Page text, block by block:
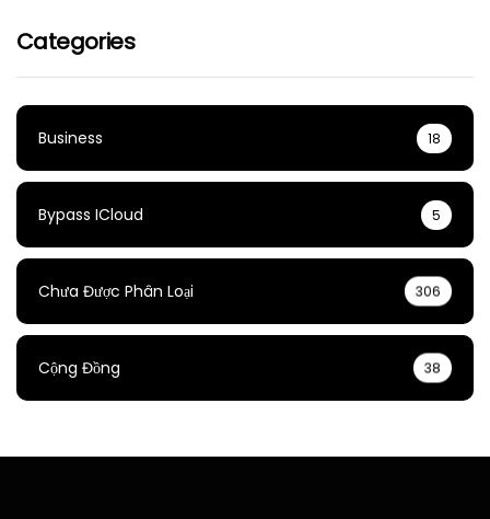
Categories
Business 18
Bypass ICloud 5
Chưa Được Phân Loại 306
Cộng Đồng 38